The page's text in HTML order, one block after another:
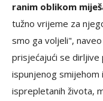
ranim oblikom
tužno vrijeme za
smo ga voljeli",
prisjećajući se
ispunjenog smijehom
isprepletanih života,